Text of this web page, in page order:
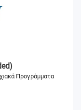
Προγράμματα